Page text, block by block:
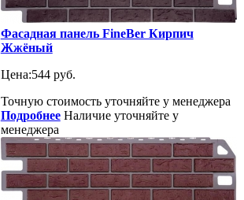
Фасадная панель FineBer Кирпич
Жжёный
Цена:544 руб.
Точную стоимость уточняйте у менеджера
Подробнее Наличие уточняйте у
менеджера